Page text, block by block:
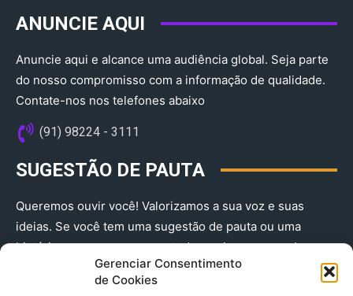
Gerenciar Consentimento
de Cookies
ANUNCIE AQUI
Anuncie aqui e alcance uma audiência global. Seja parte
do nosso compromisso com a informação de qualidade.
Contate-nos nos telefones abaixo
(91) 98224 - 3111
SUGESTÃO DE PAUTA
Queremos ouvir você! Valorizamos a sua voz e suas
ideias. Se você tem uma sugestão de pauta ou uma
história que merece ser contada, envie-nos agora!
(91) 98224 - 3111